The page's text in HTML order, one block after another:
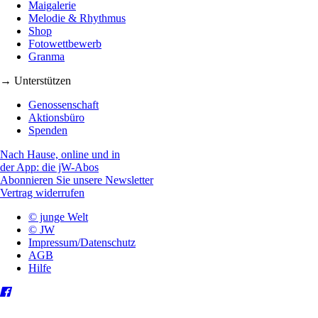
Maigalerie
Melodie & Rhythmus
Shop
Fotowettbewerb
Granma
→ Unterstützen
Genossenschaft
Aktionsbüro
Spenden
Nach Hause, online und in
der App: die jW-Abos
Abonnieren Sie unsere Newsletter
Vertrag widerrufen
© junge Welt
© JW
Impressum/Datenschutz
AGB
Hilfe